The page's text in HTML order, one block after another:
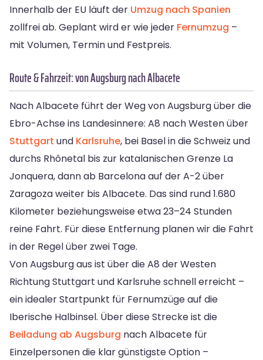
Innerhalb der EU läuft der Umzug nach Spanien
zollfrei ab. Geplant wird er wie jeder Fernumzug –
mit Volumen, Termin und Festpreis.
Route & Fahrzeit: von Augsburg nach Albacete
Nach Albacete führt der Weg von Augsburg über die
Ebro-Achse ins Landesinnere: A8 nach Westen über
Stuttgart und Karlsruhe, bei Basel in die Schweiz und
durchs Rhônetal bis zur katalanischen Grenze La
Jonquera, dann ab Barcelona auf der A-2 über
Zaragoza weiter bis Albacete. Das sind rund 1.680
Kilometer beziehungsweise etwa 23–24 Stunden
reine Fahrt. Für diese Entfernung planen wir die Fahrt
in der Regel über zwei Tage.
Von Augsburg aus ist über die A8 der Westen
Richtung Stuttgart und Karlsruhe schnell erreicht –
ein idealer Startpunkt für Fernumzüge auf die
Iberische Halbinsel. Über diese Strecke ist die
Beiladung ab Augsburg nach Albacete für
Einzelpersonen die klar günstigste Option –